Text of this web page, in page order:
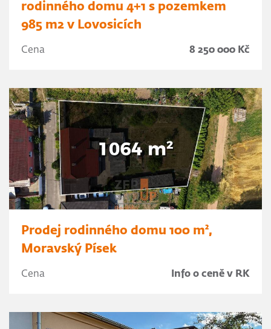
rodinného domu 4+1 s pozemkem
985 m2 v Lovosicích
Cena 8 250 000 Kč
Prodej rodinného domu 100 m²,
Moravský Písek
Cena Info o ceně v RK